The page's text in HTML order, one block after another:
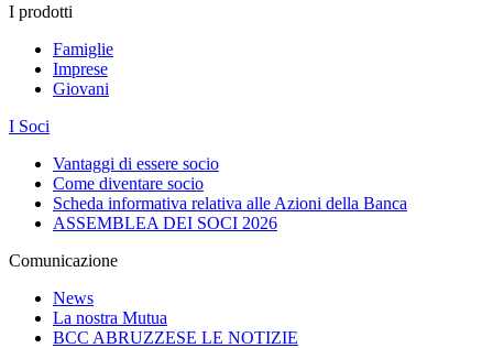
I prodotti
Famiglie
Imprese
Giovani
I Soci
Vantaggi di essere socio
Come diventare socio
Scheda informativa relativa alle Azioni della Banca
ASSEMBLEA DEI SOCI 2026
Comunicazione
News
La nostra Mutua
BCC ABRUZZESE LE NOTIZIE